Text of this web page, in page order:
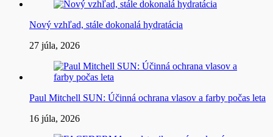
Nový vzhľad, stále dokonalá hydratácia
27 júla, 2026
Paul Mitchell SUN: Účinná ochrana vlasov a farby počas leta
16 júla, 2026